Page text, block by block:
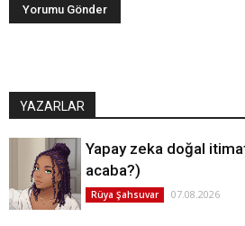
YAZARLAR
Yapay zeka doğal
acaba?)
Rüya Şahsuvar 07.08.2026